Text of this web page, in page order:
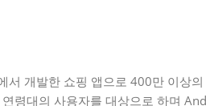
서 개발한 쇼핑 앱으로 400만 이상
령대의 사용자를 대상으로 하며